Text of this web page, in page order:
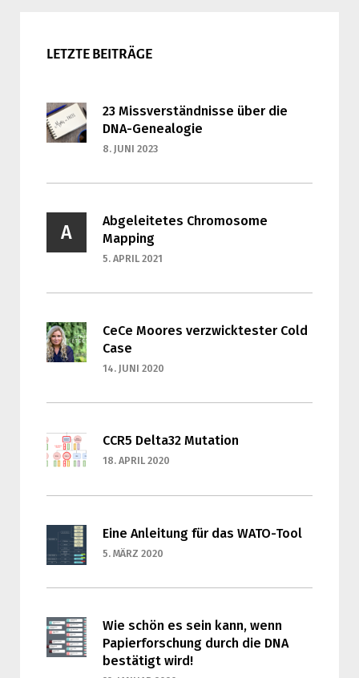
LETZTE BEITRÄGE
23 Missverständnisse über die
DNA-Genealogie
8. JUNI 2023
A
Abgeleitetes Chromosome
Mapping
5. APRIL 2021
CeCe Moores verzwicktester Cold
Case
14. JUNI 2020
CCR5 Delta32 Mutation
18. APRIL 2020
Eine Anleitung für das WATO-Tool
5. MÄRZ 2020
Wie schön es sein kann, wenn
Papierforschung durch die DNA
bestätigt wird!